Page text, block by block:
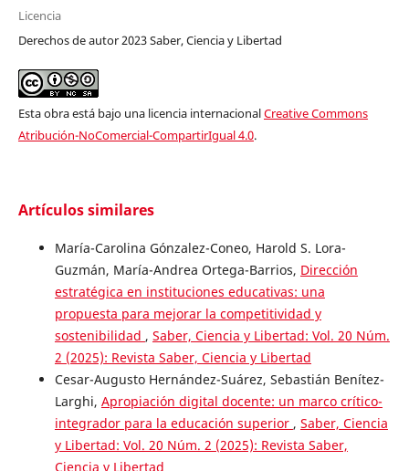
Licencia
Derechos de autor 2023 Saber, Ciencia y Libertad
Esta obra está bajo una licencia internacionalCreative Commons
Atribución-NoComercial-CompartirIgual 4.0.
Artículos similares
María-Carolina Gónzalez-Coneo, Harold S. Lora-
Guzmán, María-Andrea Ortega-Barrios, Dirección
estratégica en instituciones educativas: una
propuesta para mejorar la competitividad y
sostenibilidad , Saber, Ciencia y Libertad: Vol. 20 Núm.
2 (2025): Revista Saber, Ciencia y Libertad
Cesar-Augusto Hernández-Suárez, Sebastián Benítez-
Larghi, Apropiación digital docente: un marco crítico-
integrador para la educación superior , Saber, Ciencia
y Libertad: Vol. 20 Núm. 2 (2025): Revista Saber,
Ciencia y Libertad